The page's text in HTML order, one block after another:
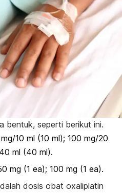
bentuk, seperti berikut ini.
10 ml (10 ml); 100 mg/20
ml (40 ml).
mg (1 ea); 100 mg (1 ea).
dosis obat oxaliplatin